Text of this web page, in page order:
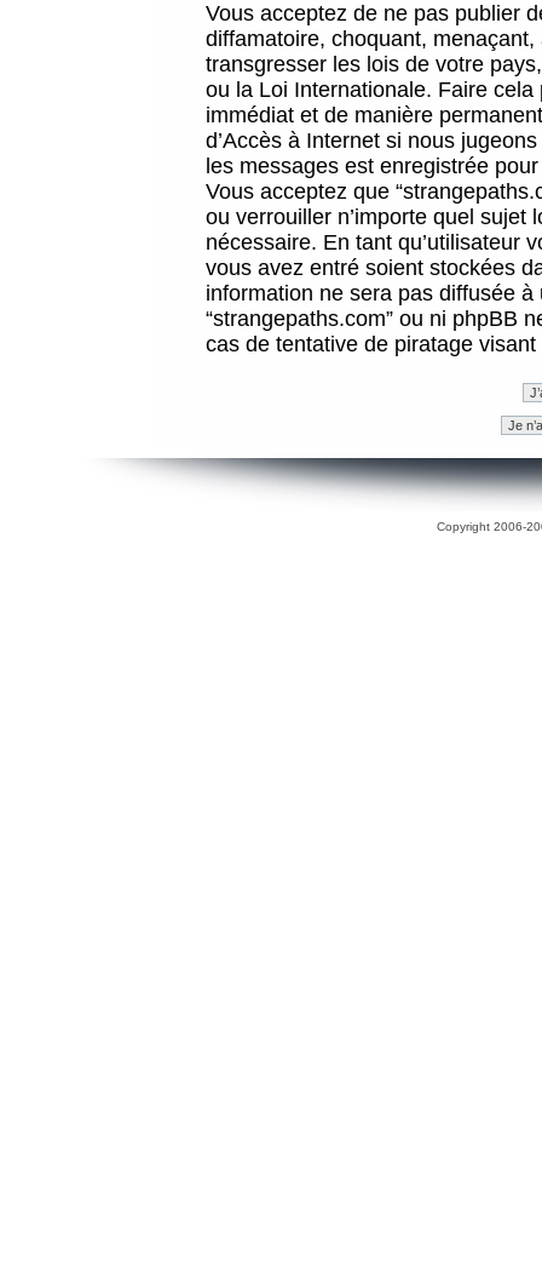
Vous acceptez de ne pas publier
diffamatoire, choquant,
transgresser les lois de votre
ou la Loi Internationale. Faire
immédiat et de manière
d’Accès à Internet si nous
les messages est enregistrée
Vous acceptez que
ou verrouiller n’importe quel sujet
nécessaire. En tant qu’utilisateur
vous avez entré soient stockées
information ne sera pas diffusée
“strangepaths.com” ou ni phpBB
cas de tentative de piratage
Copyright 2006-